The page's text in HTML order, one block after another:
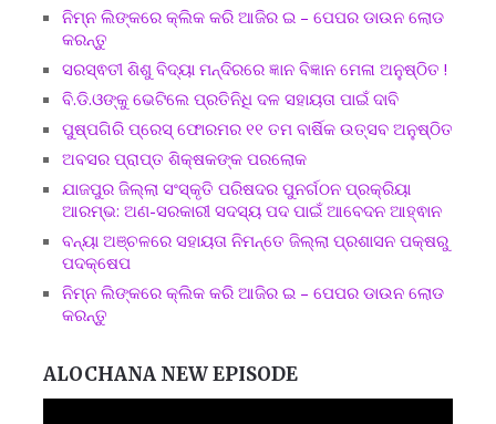
ନିମ୍ନ ଲିଙ୍କରେ କ୍ଲିକ କରି ଆଜିର ଇ – ପେପର ଡାଉନ ଲୋଡ
କରନ୍ତୁ
ସରସ୍ଵତୀ ଶିଶୁ ବିଦ୍ୟା ମନ୍ଦିରରେ ଜ୍ଞାନ ବିଜ୍ଞାନ ମେଳା ଅନୁଷ୍ଠିତ !
ବି.ଡି.ଓଙ୍କୁ ଭେଟିଲେ ପ୍ରତିନିଧି ଦଳ ସହାୟତା ପାଇଁ ଦାବି
ପୁଷ୍ପଗିରି ପ୍ରେସ୍ ଫୋରମର ୧୧ ତମ ବାର୍ଷିକ ଉତ୍ସବ ଅନୁଷ୍ଠିତ
ଅବସର ପ୍ରାପ୍ତ ଶିକ୍ଷକଙ୍କ ପରଲୋକ
ଯାଜପୁର ଜିଲ୍ଲା ସଂସ୍କୃତି ପରିଷଦର ପୁନର୍ଗଠନ ପ୍ରକ୍ରିୟା
ଆରମ୍ଭ: ଅଣ-ସରକାରୀ ସଦସ୍ୟ ପଦ ପାଇଁ ଆବେଦନ ଆହ୍ଵାନ
ବନ୍ୟା ଅଞ୍ଚଳରେ ସହାୟତା ନିମନ୍ତେ ଜିଲ୍ଲା ପ୍ରଶାସନ ପକ୍ଷରୁ
ପଦକ୍ଷେପ
ନିମ୍ନ ଲିଙ୍କରେ କ୍ଲିକ କରି ଆଜିର ଇ – ପେପର ଡାଉନ ଲୋଡ
କରନ୍ତୁ
ALOCHANA NEW EPISODE